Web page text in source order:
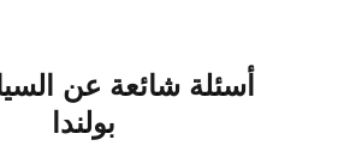
أسئلة شائعة عن
بولندا